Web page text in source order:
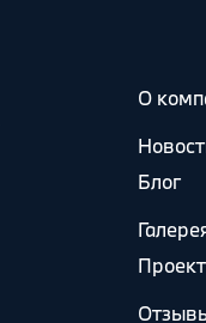
О
Блог